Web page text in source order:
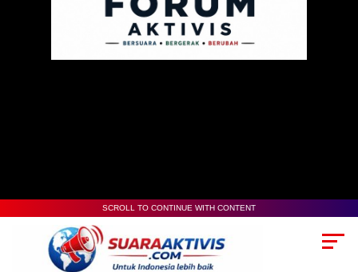
00:00
SCROLL TO CONTINUE WITH CONTENT